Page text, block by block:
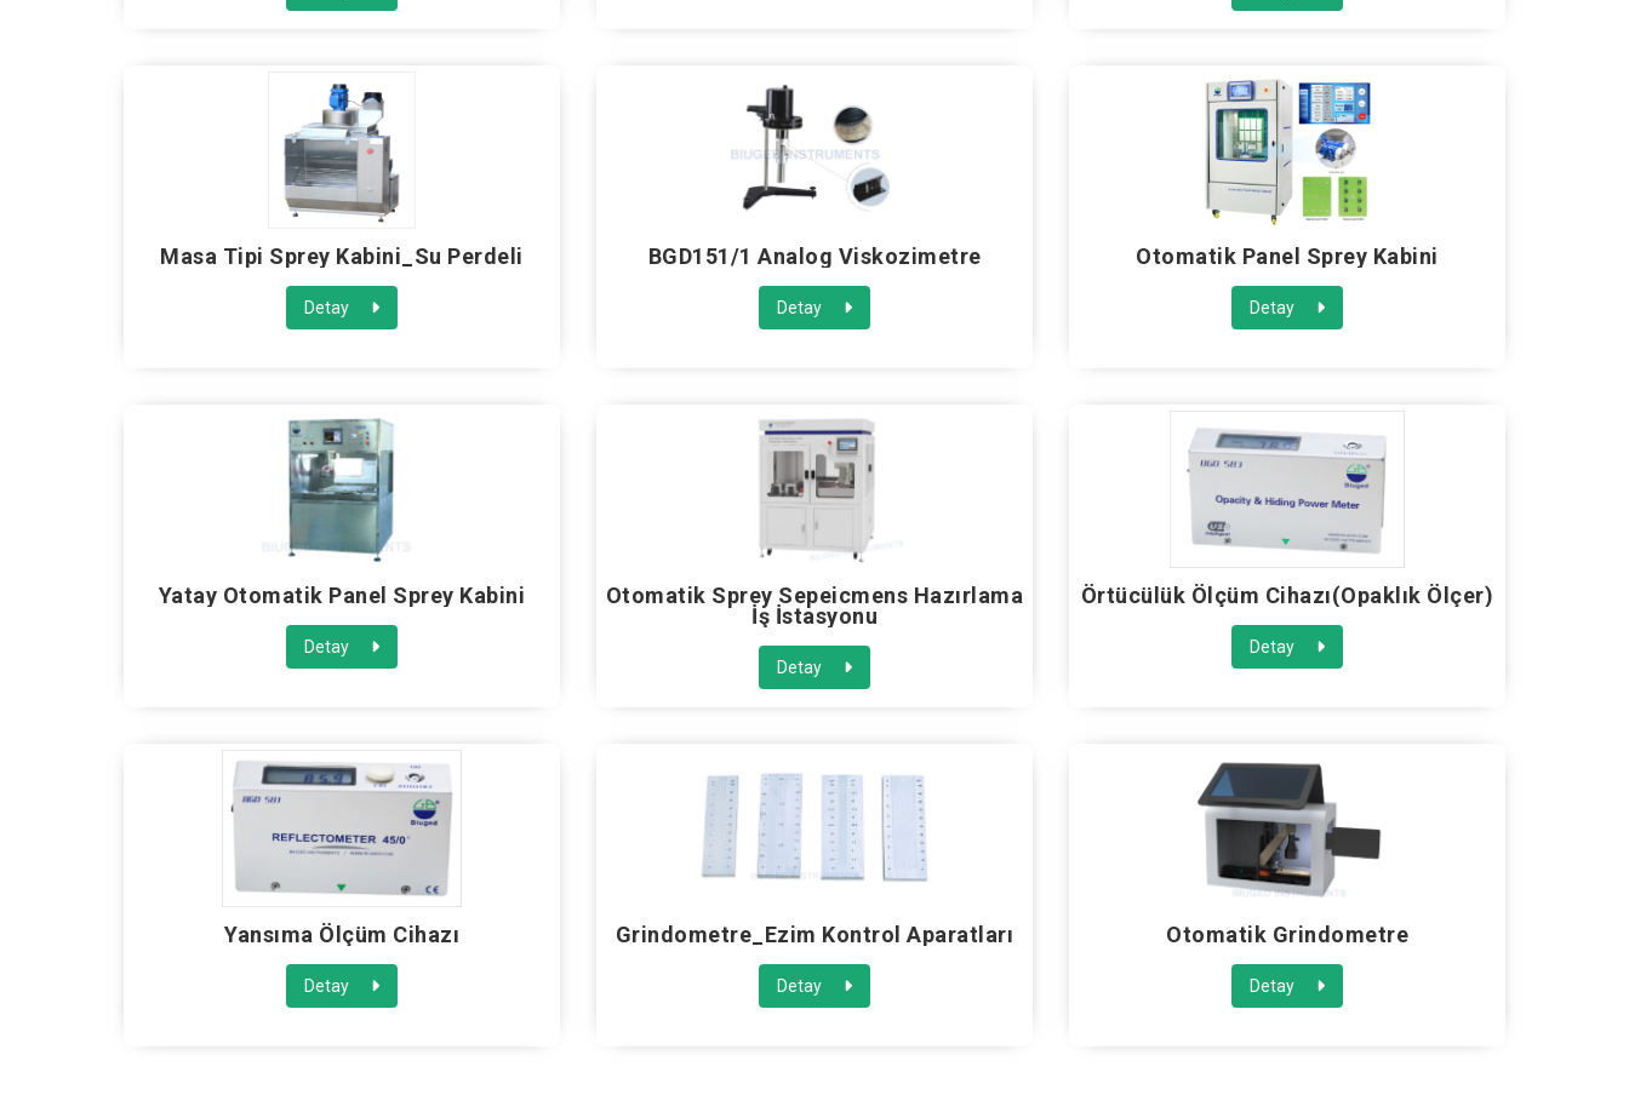
Masa Tipi Sprey Kabini_Su Perdeli
Detay
BGD151/1 Analog Viskozimetre
Detay
Otomatik Panel Sprey Kabini
Detay
Yatay Otomatik Panel Sprey Kabini
Detay
Otomatik Sprey Sepeicmens Hazırlama
İş İstasyonu
Detay
Örtücülük Ölçüm Cihazı(Opaklık Ölçer)
Detay
Yansıma Ölçüm Cihazı
Detay
Grindometre_Ezim Kontrol Aparatları
Detay
Otomatik Grindometre
Detay